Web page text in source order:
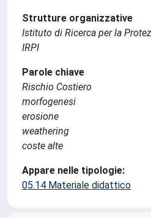
Strutture organizzative
Istituto di Ricerca per la
IRPI
Parole chiave
Rischio Costiero
morfogenesi
erosione
weathering
coste alte
Appare nelle tipologie:
05.14 Materiale didattico